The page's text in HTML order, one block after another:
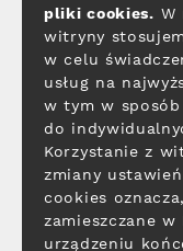
pliki cookies. W
witryny
w celu
usług na
w tym w
do
Korzystanie z
zmiany
cookies
zamieszczane w
urządzeniu